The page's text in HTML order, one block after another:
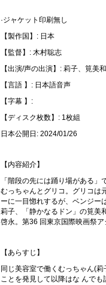
·ジャケット印刷無し
【製作国】: 日本
【監督】: 木村聡志
【出演/声の出演】: 莉子、筧
【言語 】: 日本語音声
【字幕 】:
【ディスク枚数】: 1枚組
日本公開日: 2024/01/26
【内容紹介】
「階段の先には踊り場がある
むっちゃんとグリコ。グリコは
ーに一目惚れするが、ベンジー
莉子、「静かなるドン」の筧美
啓永。第36 回東京国際映画祭ア
【あらすじ】
同じ美容室で働くむっちゃん(
ことを発見して以降はな んでも